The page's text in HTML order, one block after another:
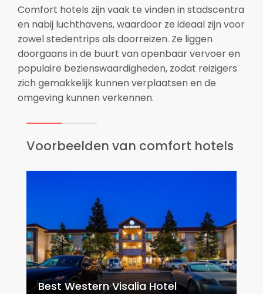
Comfort hotels zijn vaak te vinden in stadscentra
en nabij luchthavens, waardoor ze ideaal zijn voor
zowel stedentrips als doorreizen. Ze liggen
doorgaans in de buurt van openbaar vervoer en
populaire bezienswaardigheden, zodat reizigers
zich gemakkelijk kunnen verplaatsen en de
omgeving kunnen verkennen.
Voorbeelden van comfort hotels
Best Western Visalia Hotel